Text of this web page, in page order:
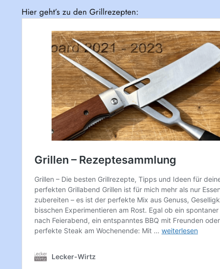
Hier geht’s zu den Grillrezepten: